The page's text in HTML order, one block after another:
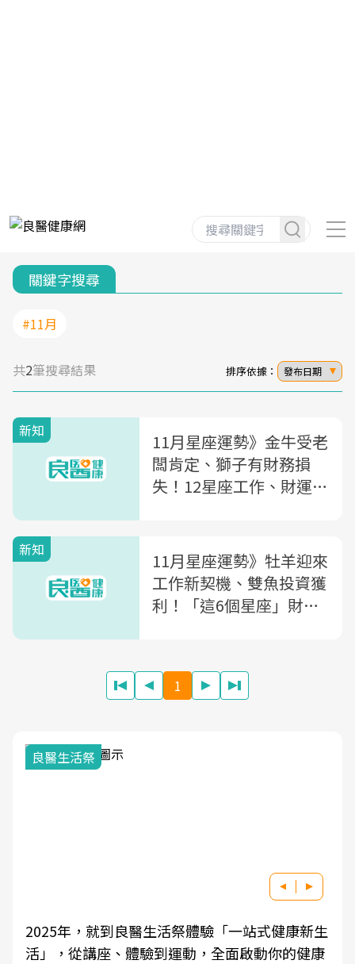
關鍵字搜尋
#11月
共2筆搜尋結果 排序依據： 發布日期
新知
11月星座運勢》金牛受老
闆肯定、獅子有財務損
失！12星座工作、財運、
新知
11月星座運勢》牡羊迎來
工作新契機、雙魚投資獲
利！「這6個星座」財運
1
醫生活祭體驗「一站式健康新生
體驗到運動，全面啟動你的健康
良醫健康網從「
學觀點與日常感